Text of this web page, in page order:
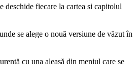
deschide fiecare la cartea si capitolul
se alege o nouă versiune de văzut în
cu una aleasă din meniul care se